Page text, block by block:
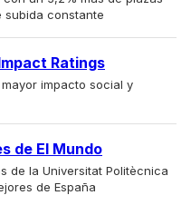
subida constante
Ratings
impacto social y
de El Mundo
de la Universitat Politècnica
de España